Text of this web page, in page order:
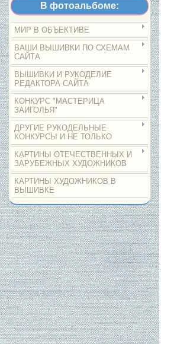
В фотоальбоме:
МИР В ОБЪЕКТИВЕ
ВАШИ ВЫШИВКИ ПО СХЕМАМ
САЙТА
ВЫШИВКИ И РУКОДЕЛИЕ
РЕДАКТОРА САЙТА
КОНКУРС "МАСТЕРИЦА
ЗАИГОЛЬЯ"
ДРУГИЕ РУКОДЕЛЬНЫЕ
КОНКУРСЫ И НЕ ТОЛЬКО
КАРТИНЫ ОТЕЧЕСТВЕННЫХ И
ЗАРУБЕЖНЫХ ХУДОЖНИКОВ
КАРТИНЫ ХУДОЖНИКОВ В
ВЫШИВКЕ